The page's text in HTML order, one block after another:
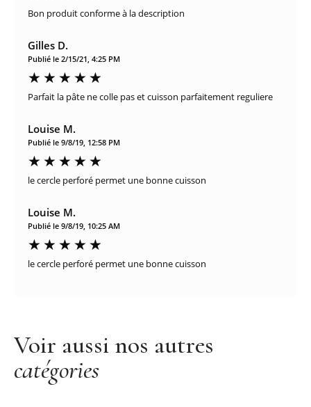
Bon produit conforme à la description
Gilles D.
Publié le 2/15/21, 4:25 PM
Parfait la pâte ne colle pas et cuisson parfaitement reguliere
Louise M.
Publié le 9/8/19, 12:58 PM
le cercle perforé permet une bonne cuisson
Louise M.
Publié le 9/8/19, 10:25 AM
le cercle perforé permet une bonne cuisson
Voir aussi nos autres
catégories